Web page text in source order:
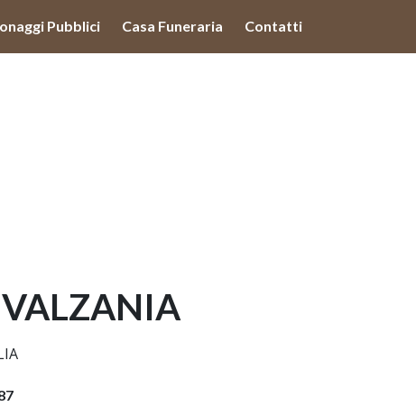
Pubblici Casa Funeraria Contatti
dei cookie.
Ulteriori informazioni